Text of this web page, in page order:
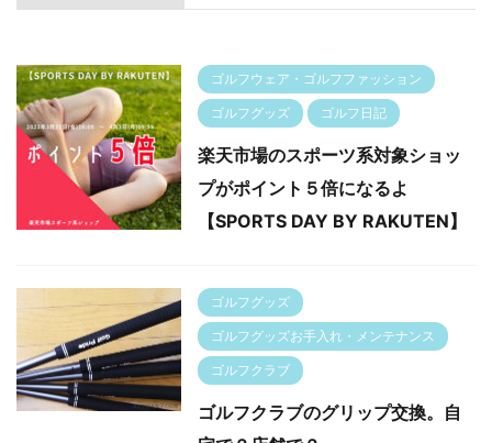
ゴルフウェア・ゴルフファッション
ゴルフグッズ ゴルフ日記
楽天市場のスポーツ系対象ショッ
プがポイント５倍になるよ
【SPORTS DAY BY RAKUTEN】
ゴルフグッズ
ゴルフグッズお手入れ・メンテナンス
ゴルフクラブ
ゴルフクラブのグリップ交換。自